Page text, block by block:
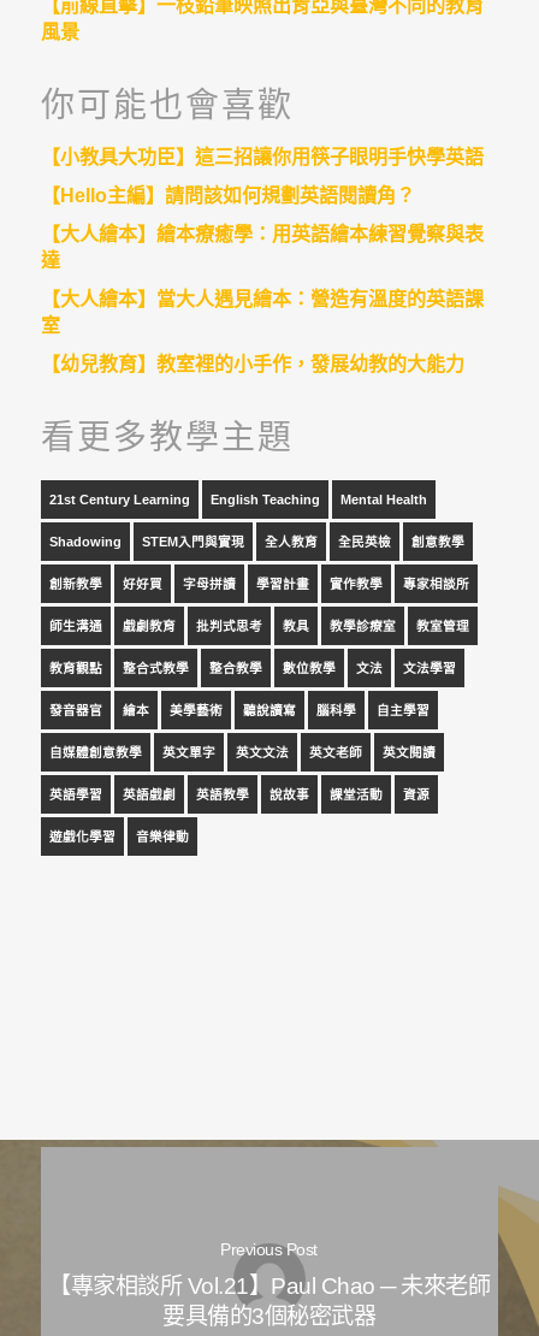
【前線直擊】一枝鉛筆映照出肯亞與臺灣不同的教育
風景
你可能也會喜歡
【小教具大功臣】這三招讓你用筷子眼明手快學英語
【Hello主編】請問該如何規劃英語閱讀角？
【大人繪本】繪本療癒學：用英語繪本練習覺察與表
達
【大人繪本】當大人遇見繪本：營造有溫度的英語課
室
【幼兒教育】教室裡的小手作，發展幼教的大能力
看更多教學主題
21st Century Learning English Teaching Mental Health
Shadowing STEM入門與實現 全人教育 全民英檢 創意教學
創新教學 好好買 字母拼讀 學習計畫 實作教學 專家相談所
師生溝通 戲劇教育 批判式思考 教具 教學診療室 教室管理
教育觀點 整合式教學 整合教學 數位教學 文法 文法學習
發音器官 繪本 美學藝術 聽說讀寫 腦科學 自主學習
自媒體創意教學 英文單字 英文文法 英文老師 英文閱讀
英語學習 英語戲劇 英語教學 說故事 課堂活動 資源
遊戲化學習 音樂律動
Previous Post
【專家相談所 Vol.21】Paul Chao ─ 未來老師
要具備的3個秘密武器